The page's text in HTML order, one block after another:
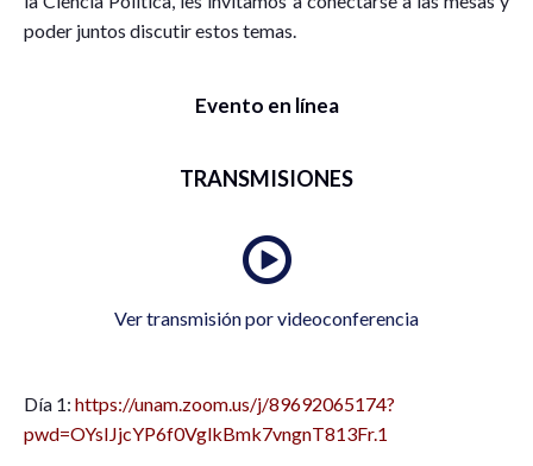
poder juntos discutir estos temas.
Evento en línea
TRANSMISIONES
Ver transmisión por videoconferencia
Día 1: https://unam.zoom.us/j/89692065174?
pwd=OYsIJjcYP6f0VglkBmk7vngnT813Fr.1